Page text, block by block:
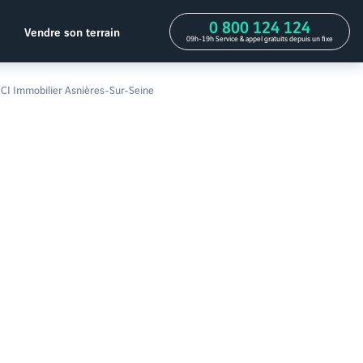
Vendre son terrain 0 800 124 124
09h-19h Service & appel gratuits depuis un fixe
Immobilier Asnières-Sur-Seine